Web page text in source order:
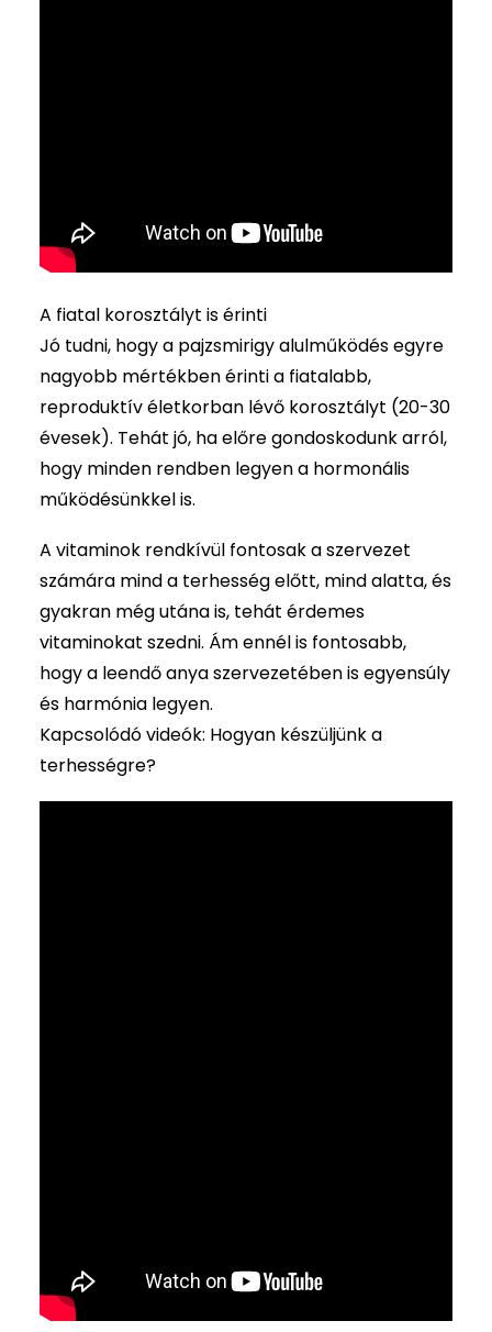
A fiatal korosztályt is érinti
Jó tudni, hogy a pajzsmirigy alulműködés egyre
nagyobb mértékben érinti a fiatalabb,
reproduktív életkorban lévő korosztályt (20-30
évesek). Tehát jó, ha előre gondoskodunk arról,
hogy minden rendben legyen a hormonális
működésünkkel is.
A vitaminok rendkívül fontosak a szervezet
számára mind a terhesség előtt, mind alatta, és
gyakran még utána is, tehát érdemes
vitaminokat szedni. Ám ennél is fontosabb,
hogy a leendő anya szervezetében is egyensúly
és harmónia legyen.
Kapcsolódó videók: Hogyan készüljünk a
terhességre?